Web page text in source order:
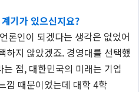
기가 있으신지요?
론인이 되겠다는 생각은 없었어
하지 않았겠죠. 경영대를 선택했
점, 대한민국의 미래는 기업
낌 때문이었는데 대학 4학